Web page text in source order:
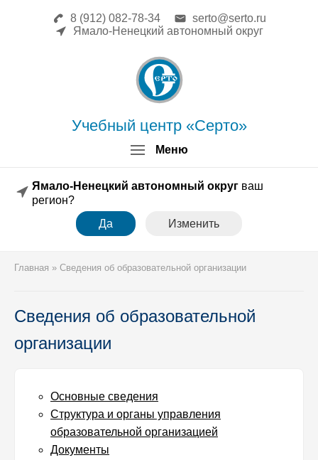
Меню
Учебный центр «Серто»
8 (912) 082-78-34
serto@serto.ru
Ямало-Ненецкий автономный округ
Ямало-Ненецкий автономный округваш
регион?
Да
Изменить
Главная » Сведения об образовательной организации
Сведения об образовательной
организации
Основные сведения
Структура и органы управления
образовательной организацией
Документы
Главная
Повышение квалификации
Профессиональная переподготовка
Форма заявки
Образец диплома
Аттестация поверителей
Системы менеджмента
Реквизиты